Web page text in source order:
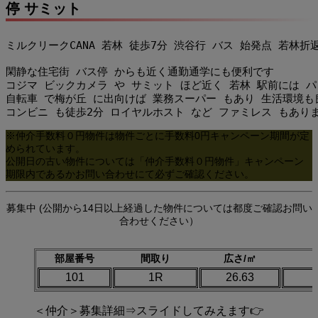
停 サミット
ミルクリークCANA 若林 徒歩7分 渋谷行 バス 始発点 若林
閑静な住宅街 バス停 からも近く通勤通学にも便利です
コジマ ビックカメラ や サミット ほど近く 若林 駅前には パ
自転車 で梅が丘 に出向けば 業務スーパー もあり 生活環境も
コンビニ も徒歩2分 ロイヤルホスト など ファミレス もあり
※仲介手数料０円物件は物件ごとに手数料0円キャンペーン期間が定
められています。
公開日の古い物件については「仲介手数料０円物件」キャンペーン
期限内であるかお問い合わせにて必ずご確認ください。
募集中 (公開から14日以上経過した物件については都度ご確認お問い
合わせください）
部屋番号 間取り 広さ/㎡
101 1R 26.63
＜仲介＞募集詳細⇒スライドしてみえます👉